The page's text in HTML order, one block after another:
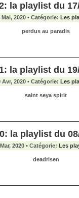
la playlist du
Mai, 2020 • Catégorie: Les
perdus au paradis
la playlist du
Avr, 2020 • Catégorie: Les
saint seya spirit
la playlist du
Mar, 2020 • Catégorie: Les
deadrisen